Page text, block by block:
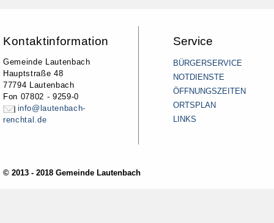
Kontaktinformation
Gemeinde Lautenbach
Hauptstraße 48
77794 Lautenbach
Fon 07802 - 9259-0
info@lautenbach-
renchtal.de
Service
BÜRGERSERVICE
NOTDIENSTE
ÖFFNUNGSZEITEN
ORTSPLAN
LINKS
© 2013 - 2018 Gemeinde Lautenbach